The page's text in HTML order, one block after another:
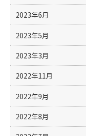
2023年6月
2023年5月
2023年3月
2022年11月
2022年9月
2022年8月